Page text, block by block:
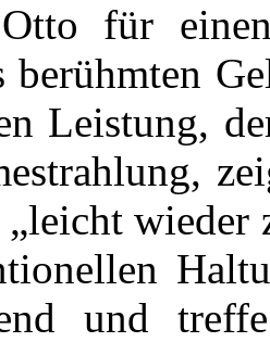
für
berühmten
Leistung,
„leicht
und